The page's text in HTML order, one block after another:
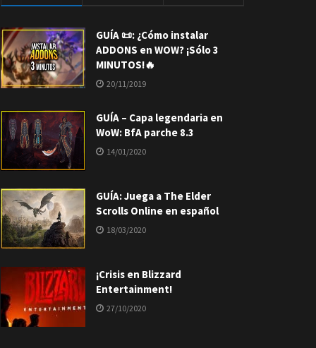
GUÍA 📜: ¿Cómo instalar
ADDONS en WOW? ¡Sólo 3
MINUTOS!🔥
20/11/2019
GUÍA – Capa legendaria en
WoW: BfA parche 8.3
14/01/2020
GUÍA: Juega a The Elder
Scrolls Online en español
18/03/2020
¡Crisis en Blizzard
Entertainment!
27/10/2020